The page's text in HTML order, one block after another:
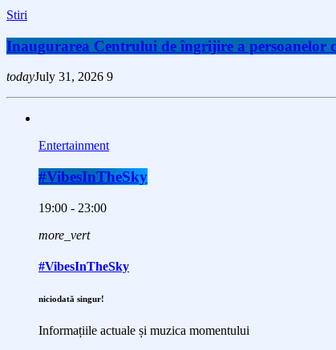
Stiri
Inaugurarea Centrului de îngrijire a persoanelor
todayJuly 31, 2026 9
Entertainment
#VibesInTheSky
19:00 - 23:00
more_vert
#VibesInTheSky
niciodată singur!
Informațiile actuale și muzica momentului